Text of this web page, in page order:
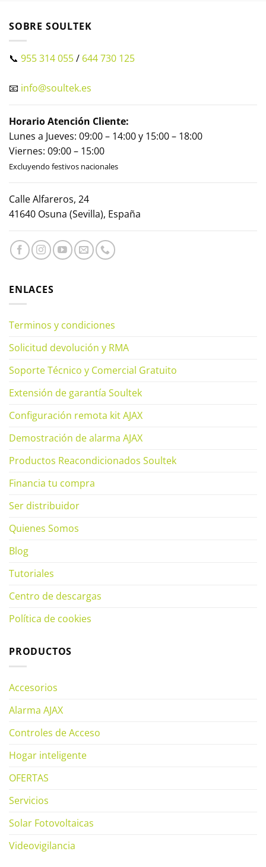
SOBRE SOULTEK
📞 955 314 055/ 644 730 125
📧 info@soultek.es
Horario Atención Cliente:
Lunes a Jueves: 09:00 – 14:00 y 15:00 – 18:00
Viernes: 09:00 – 15:00
Excluyendo festivos nacionales
Calle Alfareros, 24
41640 Osuna (Sevilla), España
ENLACES
Terminos y condiciones
Solicitud devolución y RMA
Soporte Técnico y Comercial Gratuito
Extensión de garantía Soultek
Configuración remota kit AJAX
Demostración de alarma AJAX
Productos Reacondicionados Soultek
Financia tu compra
Ser distribuidor
Quienes Somos
Blog
Tutoriales
Centro de descargas
Política de cookies
PRODUCTOS
Accesorios
Alarma AJAX
Controles de Acceso
Hogar inteligente
OFERTAS
Servicios
Solar Fotovoltaicas
Videovigilancia